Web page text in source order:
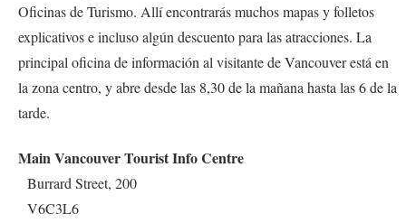
Oficinas de Turismo. Allí encontrarás muchos mapas y folletos
explicativos e incluso algún descuento para las atracciones. La
principal oficina de información al visitante de Vancouver está en
la zona centro, y abre desde las 8,30 de la mañana hasta las 6 de la
tarde.
Main Vancouver Tourist Info Centre
Burrard Street, 200
V6C3L6